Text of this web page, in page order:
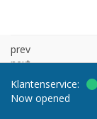
prev
next
Klantenservice:
Now opened